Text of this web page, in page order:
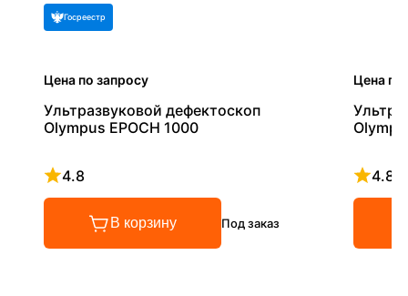
Госреестр
Цена по запросу
Ультразвуковой дефектоскоп
Olympus EPOCH 1000
4.8
Рейтинг 4.8 из 5
В корзину Под заказ
Цена по
4.8